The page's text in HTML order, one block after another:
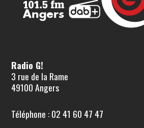
Radio G!
3 rue de la Rame
49100 Angers
Téléphone : 02 41 60 47 47